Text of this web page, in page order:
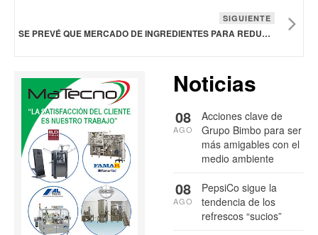
SIGUIENTE
SE PREVÉ QUE MERCADO DE INGREDIENTES PARA REDUCIR EL SODIO ALCANCE LOS 11,500 MDD EN 2036
Noticias
Acciones clave de
Grupo Bimbo para ser
más amigables con el
medio ambiente
08
AGO
PepsiCo sigue la
tendencia de los
refrescos “sucios”
08
AGO